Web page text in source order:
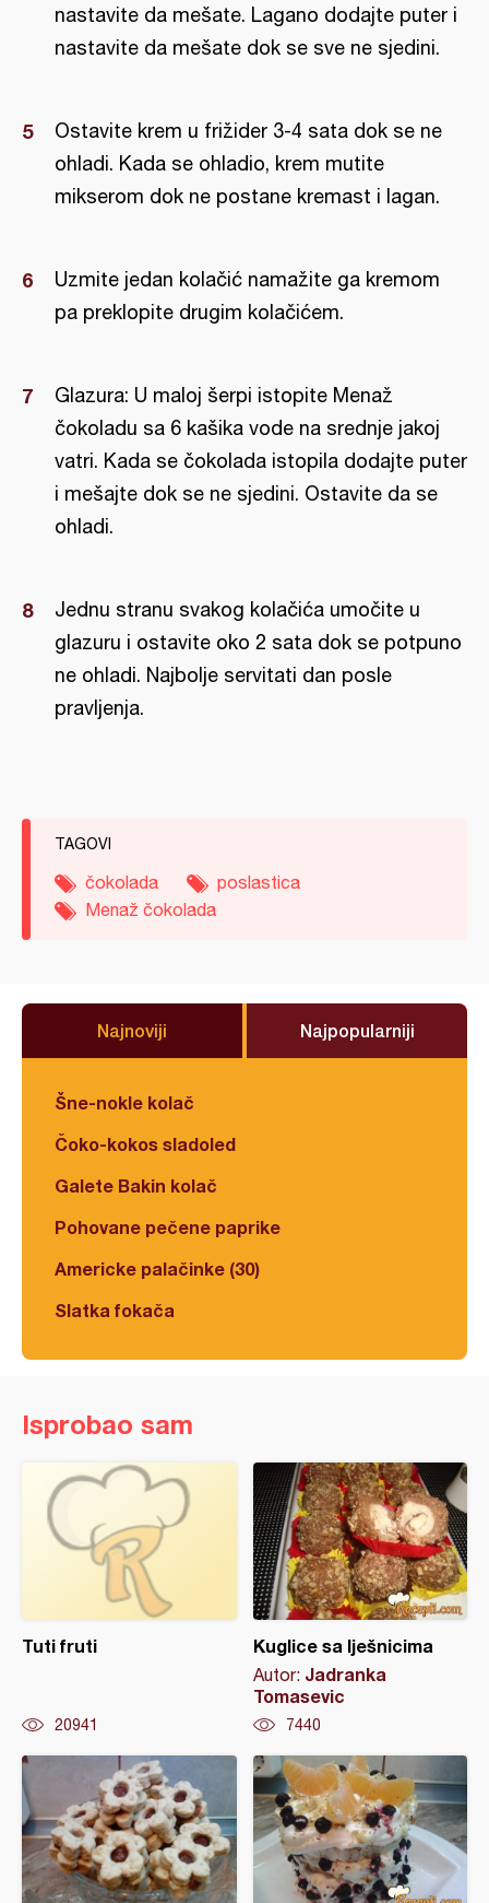
nastavite da mešate. Lagano dodajte puter i
nastavite da mešate dok se sve ne sjedini.
Ostavite krem u frižider 3-4 sata dok se ne
ohladi. Kada se ohladio, krem mutite
mikserom dok ne postane kremast i lagan.
Uzmite jedan kolačić namažite ga kremom
pa preklopite drugim kolačićem.
Glazura: U maloj šerpi istopite Menaž
čokoladu sa 6 kašika vode na srednje jakoj
vatri. Kada se čokolada istopila dodajte puter
i mešajte dok se ne sjedini. Ostavite da se
ohladi.
Jednu stranu svakog kolačića umočite u
glazuru i ostavite oko 2 sata dok se potpuno
ne ohladi. Najbolje servitati dan posle
pravljenja.
TAGOVI
čokolada
poslastica
Menaž čokolada
Najnoviji Najpopularniji
Šne-nokle kolač
Čoko-kokos sladoled
Galete Bakin kolač
Pohovane pečene paprike
Americke palačinke (30)
Slatka fokača
Isprobao sam
Tuti fruti
20941
Kuglice sa lješnicima
Autor: Jadranka
Tomasevic
7440